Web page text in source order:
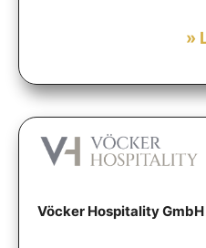
»
Vöcker Hospitality GmbH